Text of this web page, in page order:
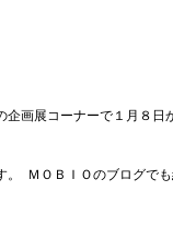
画展コーナーで１月８日
。 ＭＯＢＩＯのブログ